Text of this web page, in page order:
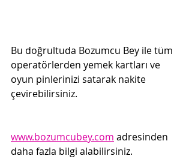
Bu doğrultuda Bozumcu Bey ile tüm
operatörlerden yemek kartları ve
oyun pinlerinizi satarak nakite
çevirebilirsiniz.
www.bozumcubey.com adresinden
daha fazla bilgi alabilirsiniz.